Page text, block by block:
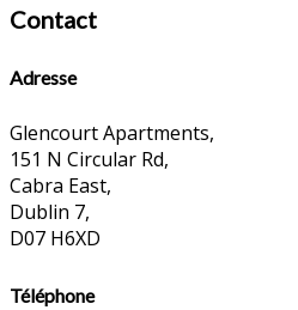
Contact
Adresse
Glencourt Apartments,
151 N Circular Rd,
Cabra East,
Dublin 7,
D07 H6XD
Téléphone